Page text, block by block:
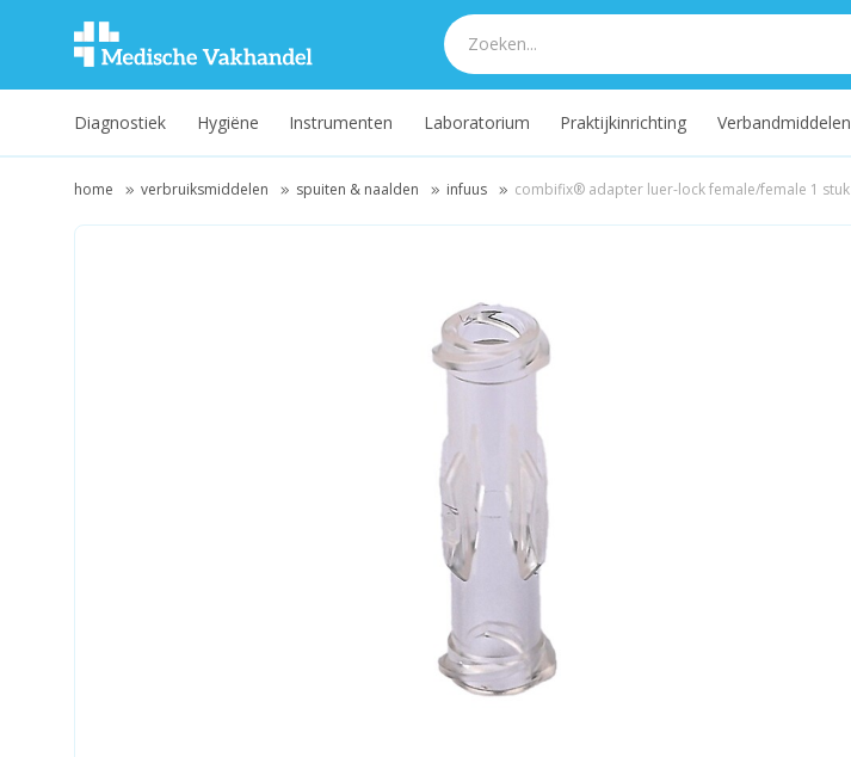
Diagnostiek Hygiëne Instrumenten Laboratorium Praktijkinrichting Verbandmiddelen
home verbruiksmiddelen spuiten & naalden infuus combifix® adapter luer-lock female/female 1 stuk